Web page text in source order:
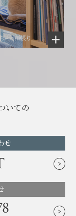
#大和張り
いての
せ